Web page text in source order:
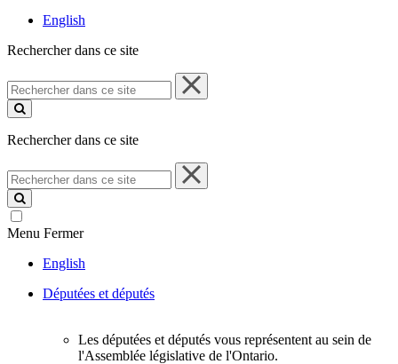
English
Rechercher dans ce site
Rechercher
dans
ce
Rechercher dans ce site
Rechercher
dans
ce
site
Menu Fermer
English
Députées et députés
Les députées et députés vous représentent au sein de
l'Assemblée législative de l'Ontario.